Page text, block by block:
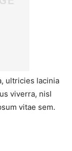
ultricies lacinia
viverra, nisl
vitae sem.